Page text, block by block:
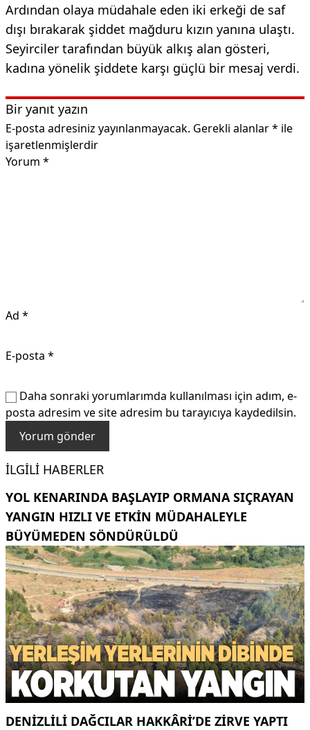
Ardından olaya müdahale eden iki erkeği de saf
dışı bırakarak şiddet mağduru kızın yanına ulaştı.
Seyirciler tarafından büyük alkış alan gösteri,
kadına yönelik şiddete karşı güçlü bir mesaj verdi.
Bir yanıt yazın
E-posta adresiniz yayınlanmayacak. Gerekli alanlar* ile
işaretlenmişlerdir
Yorum *
Ad *
E-posta *
Daha sonraki yorumlarımda kullanılması için adım, e-
posta adresim ve site adresim bu tarayıcıya kaydedilsin.
İLGILI HABERLER
YOL KENARINDA BAŞLAYIP ORMANA SIÇRAYAN
YANGIN HIZLI VE ETKIN MÜDAHALEYLE
BÜYÜMEDEN SÖNDÜRÜLDÜ
DENIZLILI DAĞCILAR HAKKÂRI’DE ZIRVE YAPTI